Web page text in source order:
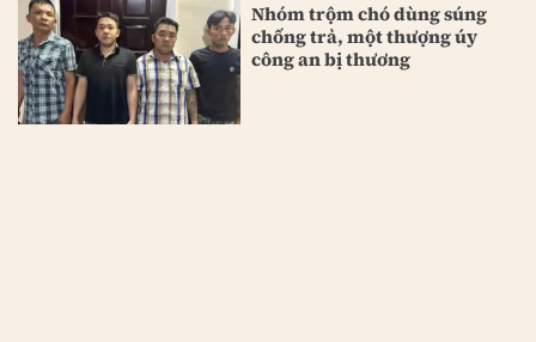
Nhóm trộm chó dùng súng
chống trả, một thượng úy
công an bị thương